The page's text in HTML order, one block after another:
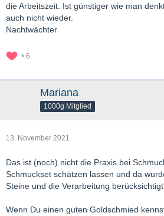
die Arbeitszeit. Ist günstiger wie man
auch nicht wieder.
Nachtwächter
6
Mariana
1000g Mitglied
13. November 2021
Das ist (noch) nicht die Praxis bei
Schmuckset schätzen lassen und da
Steine und die Verarbeitung
Wenn Du einen guten Goldschmied